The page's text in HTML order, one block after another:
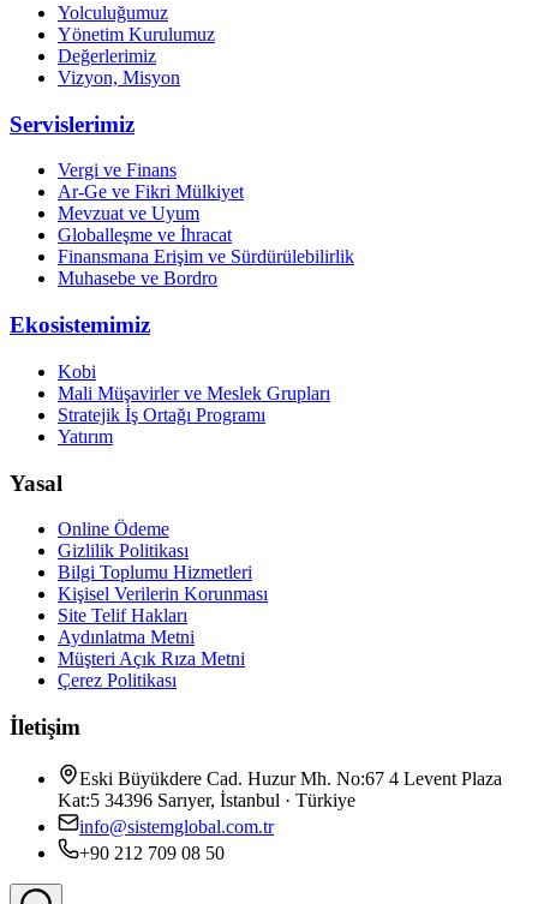
Yolculuğumuz
Yönetim Kurulumuz
Değerlerimiz
Vizyon, Misyon
Servislerimiz
Vergi ve Finans
Ar-Ge ve Fikri Mülkiyet
Mevzuat ve Uyum
Globalleşme ve İhracat
Finansmana Erişim ve Sürdürülebilirlik
Muhasebe ve Bordro
Ekosistemimiz
Kobi
Mali Müşavirler ve Meslek Grupları
Stratejik İş Ortağı Programı
Yatırım
Yasal
Online Ödeme
Gizlilik Politikası
Bilgi Toplumu Hizmetleri
Kişisel Verilerin Korunması
Site Telif Hakları
Aydınlatma Metni
Müşteri Açık Rıza Metni
Çerez Politikası
İletişim
Eski Büyükdere Cad. Huzur Mh. No:67 4 Levent Plaza
Kat:5 34396 Sarıyer, İstanbul · Türkiye
info@sistemglobal.com.tr
+90 212 709 08 50